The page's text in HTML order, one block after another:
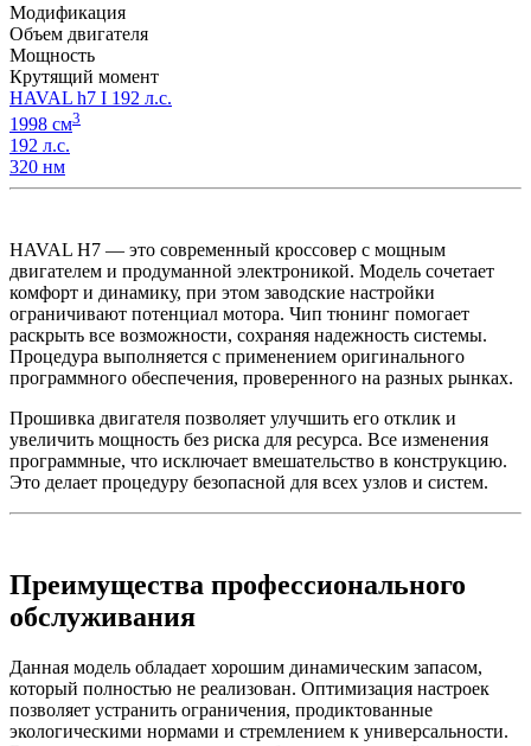
Модификация
Объем двигателя
Мощность
Крутящий момент
HAVAL h7 I 192 л.с.
1998 см3
192 л.с.
320 нм
HAVAL H7 — это современный кроссовер с мощным
двигателем и продуманной электроникой. Модель сочетает
комфорт и динамику, при этом заводские настройки
ограничивают потенциал мотора. Чип тюнинг помогает
раскрыть все возможности, сохраняя надежность системы.
Процедура выполняется с применением оригинального
программного обеспечения, проверенного на разных рынках.
Прошивка двигателя позволяет улучшить его отклик и
увеличить мощность без риска для ресурса. Все изменения
программные, что исключает вмешательство в конструкцию.
Это делает процедуру безопасной для всех узлов и систем.
Преимущества профессионального
обслуживания
Данная модель обладает хорошим динамическим запасом,
который полностью не реализован. Оптимизация настроек
позволяет устранить ограничения, продиктованные
экологическими нормами и стремлением к универсальности.